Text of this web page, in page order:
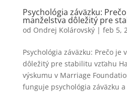
Psychológia záväzku:
manželstva dôležitý pre
od Ondrej Kolárovský| feb 5,
Psychológia záväzku: Prečo je
dôležitý pre stabilitu vzťahu
výskumu v Marriage
funguje psychológia záväzku